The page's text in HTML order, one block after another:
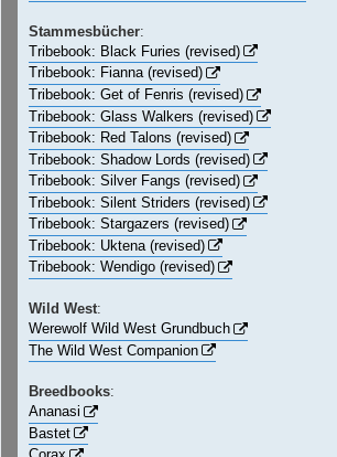
Stammesbücher:
Tribebook: Black Furies (revised)
Tribebook: Fianna (revised)
Tribebook: Get of Fenris (revised)
Tribebook: Glass Walkers (revised)
Tribebook: Red Talons (revised)
Tribebook: Shadow Lords (revised)
Tribebook: Silver Fangs (revised)
Tribebook: Silent Striders (revised)
Tribebook: Stargazers (revised)
Tribebook: Uktena (revised)
Tribebook: Wendigo (revised)
Wild West:
Werewolf Wild West Grundbuch
The Wild West Companion
Breedbooks:
Ananasi
Bastet